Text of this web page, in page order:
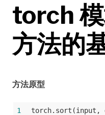
torch
方法的
方法原型
1 torch.sort(input,